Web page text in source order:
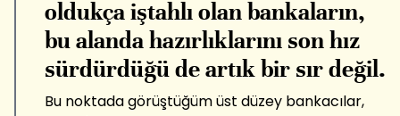
oldukça iştahlı olan bankaların,
bu alanda hazırlıklarını son hız
sürdürdüğü de artık bir sır değil.
Bu noktada görüştüğüm üst düzey bankacılar,